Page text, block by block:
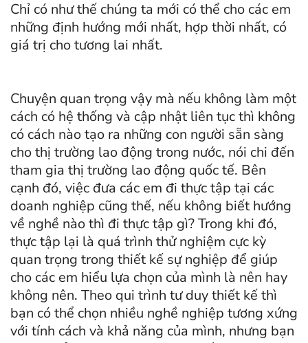
Chỉ có như thế chúng ta mới có thể cho các em
những định hướng mới nhất, hợp thời nhất, có
giá trị cho tương lai nhất.
Chuyện quan trọng vậy mà nếu không làm một
cách có hệ thống và cập nhật liên tục thì không
có cách nào tạo ra những con người sẵn sàng
cho thị trường lao động trong nước, nói chi đến
tham gia thị trường lao động quốc tế. Bên
cạnh đó, việc đưa các em đi thực tập tại các
doanh nghiệp cũng thế, nếu không biết hướng
về nghề nào thì đi thực tập gì? Trong khi đó,
thực tập lại là quá trình thử nghiệm cực kỳ
quan trọng trong thiết kế sự nghiệp để giúp
cho các em hiểu lựa chọn của mình là nên hay
không nên. Theo qui trình tư duy thiết kế thì
bạn có thể chọn nhiều nghề nghiệp tương xứng
với tính cách và khả năng của mình, nhưng bạn